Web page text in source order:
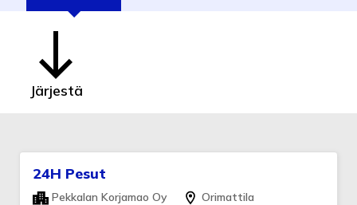
Järjestä
24H Pesut
Pekkalan Korjamao Oy Orimattila